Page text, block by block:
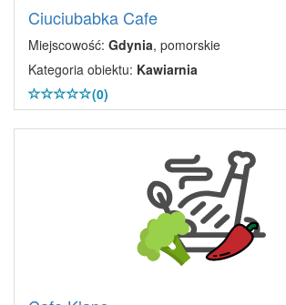
Ciuciubabka Cafe
Miejscowość: Gdynia, pomorskie
Kategoria obiektu: Kawiarnia
(0)